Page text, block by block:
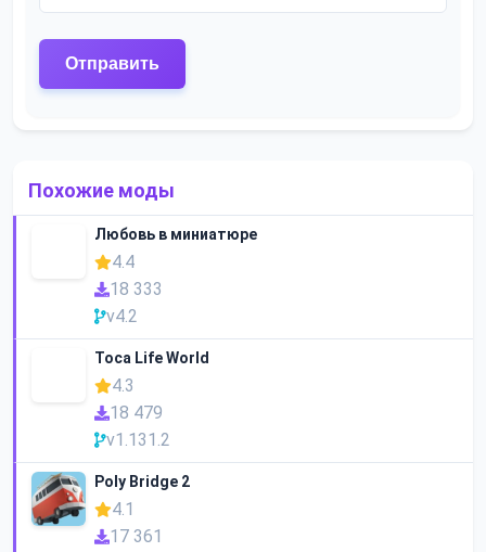
Похожие моды
Любовь в миниатюре
4.4
18 333
v4.2
Toca Life World
4.3
18 479
v1.131.2
Poly Bridge 2
4.1
17 361